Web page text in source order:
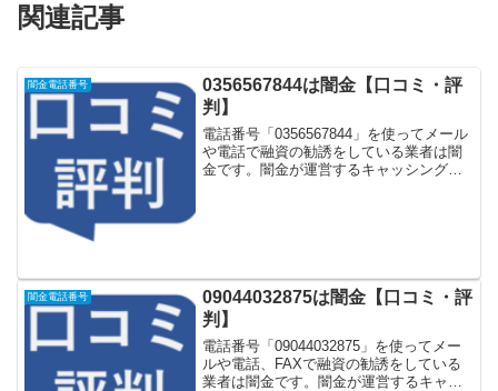
関連記事
闇金電話番号
0356567844は闇金【口コミ・評
判】
電話番号「0356567844」を使ってメール
や電話で融資の勧誘をしている業者は闇
金です。闇金が運営するキャッシング一
闇金電話番号
09044032875は闇金【口コミ・評
判】
電話番号「09044032875」を使ってメー
ルや電話、FAXで融資の勧誘をしている
業者は闇金です。闇金が運営するキャッ